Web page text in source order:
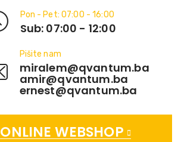
Pon - Pet: 07:00 - 16:00
Sub: 07:00 - 12:00
Pišite nam
miralem@qvantum.ba
amir@qvantum.ba
ernest@qvantum.ba
ONLINE WEBSHOP